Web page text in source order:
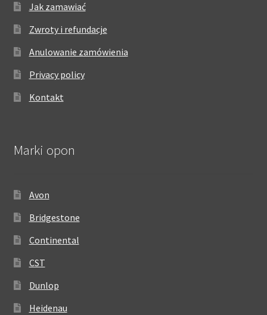
Jak zamawiać
Zwroty i refundacje
Anulowanie zamówienia
Privacy policy
Kontakt
Marki opon
Avon
Bridgestone
Continental
CST
Dunlop
Heidenau